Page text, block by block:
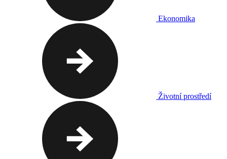
Ekonomika
Životní prostředí